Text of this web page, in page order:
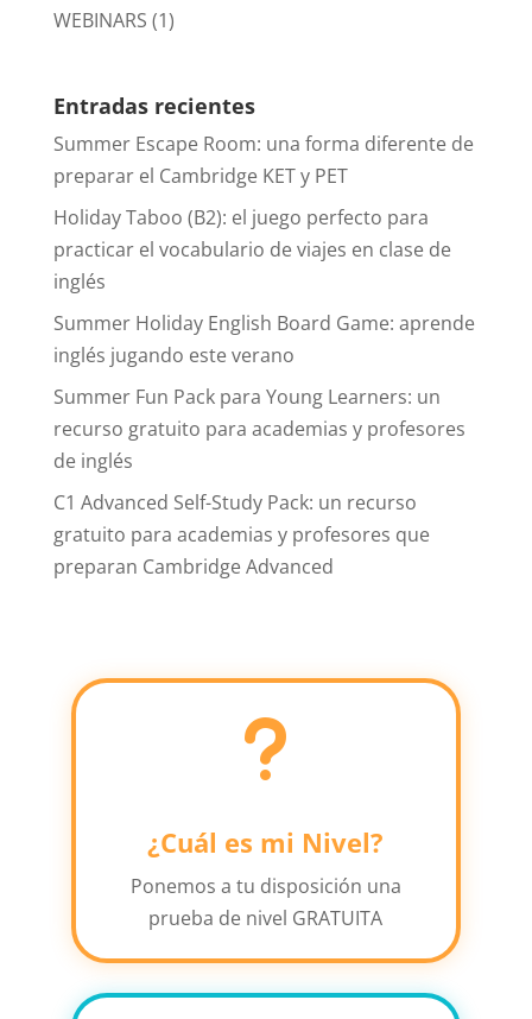
WEBINARS (1)
Entradas recientes
Summer Escape Room: una forma diferente de
preparar el Cambridge KET y PET
Holiday Taboo (B2): el juego perfecto para
practicar el vocabulario de viajes en clase de
inglés
Summer Holiday English Board Game: aprende
inglés jugando este verano
Summer Fun Pack para Young Learners: un
recurso gratuito para academias y profesores
de inglés
C1 Advanced Self-Study Pack: un recurso
gratuito para academias y profesores que
preparan Cambridge Advanced
u
¿Cuál es mi Nivel?
Ponemos a tu disposición una
prueba de nivel GRATUITA